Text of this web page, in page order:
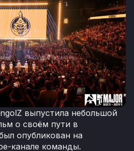
выпустила небольшой
о своём пути в
опубликован на
канале команды.